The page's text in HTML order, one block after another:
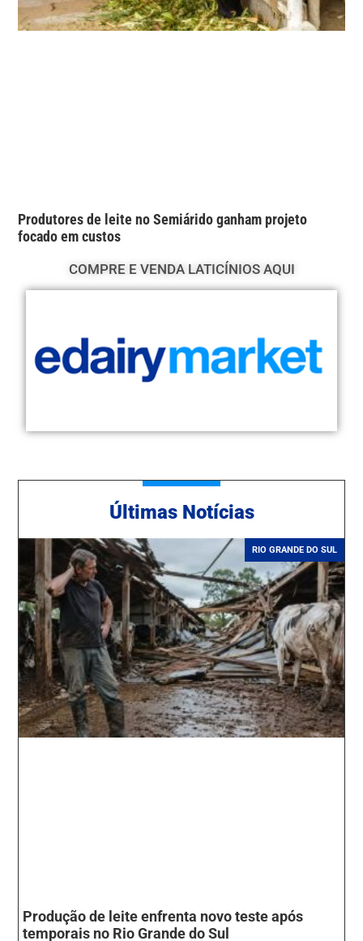
Produtores de leite no Semiárido ganham projeto
focado em custos
COMPRE E VENDA LATICÍNIOS AQUI
Ú ltimas Notícias
RIO GRANDE DO SUL
Produção de leite enfrenta novo teste após
temporais no Rio Grande do Sul